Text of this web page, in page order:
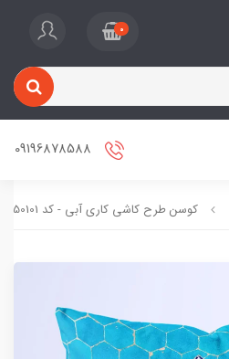
0
کوسن طرح کاشی کاری آبی - کد 50101